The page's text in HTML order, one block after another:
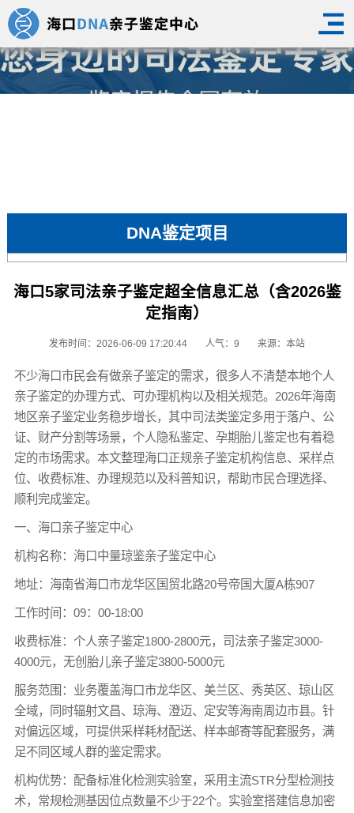
DNA鉴定项目
海口5家司法亲子鉴定超全信息汇总（含2026鉴
定指南）
发布时间：2026-06-09 17:20:44 人气：9 来源：本站
不少海口市民会有做亲子鉴定的需求，很多人不清楚本地个人
亲子鉴定的办理方式、可办理机构以及相关规范。2026年海南
地区亲子鉴定业务稳步增长，其中司法类鉴定多用于落户、公
证、财产分割等场景，个人隐私鉴定、孕期胎儿鉴定也有着稳
定的市场需求。本文整理海口正规亲子鉴定机构信息、采样点
位、收费标准、办理规范以及科普知识，帮助市民合理选择、
顺利完成鉴定。
一、海口亲子鉴定中心
机构名称：海口中量琼鉴亲子鉴定中心
地址：海南省海口市龙华区国贸北路20号帝国大厦A栋907
工作时间：09：00-18:00
收费标准：个人亲子鉴定1800-2800元，司法亲子鉴定3000-
4000元，无创胎儿亲子鉴定3800-5000元
服务范围：业务覆盖海口市龙华区、美兰区、秀英区、琼山区
全域，同时辐射文昌、琼海、澄迈、定安等海南周边市县。针
对偏远区域，可提供采样耗材配送、样本邮寄等配套服务，满
足不同区域人群的鉴定需求。
机构优势：配备标准化检测实验室，采用主流STR分型检测技
术，常规检测基因位点数量不少于22个。实验室搭建信息加密